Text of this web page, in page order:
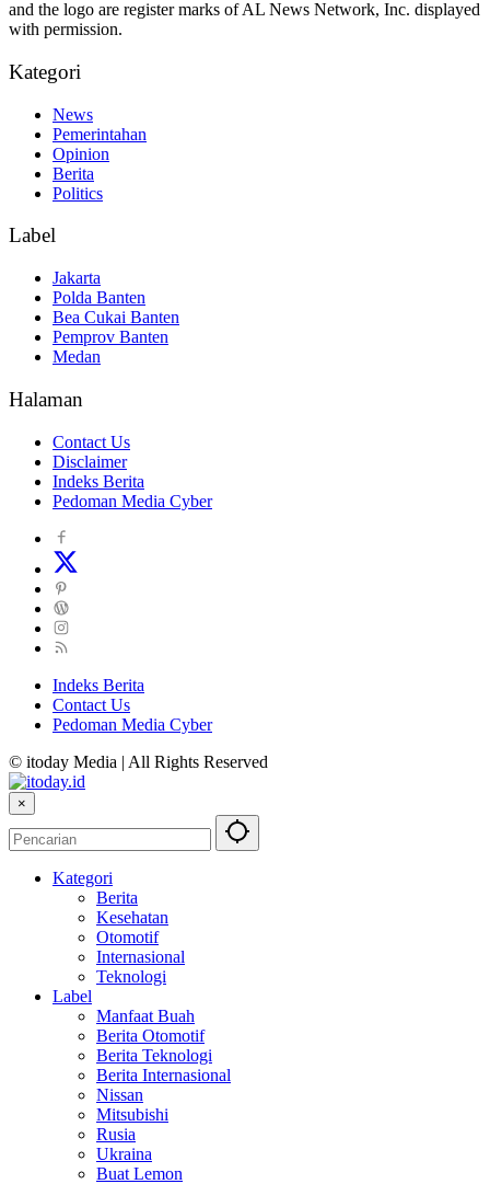
and the logo are register marks of AL News Network, Inc. displayed
with permission.
Kategori
News
Pemerintahan
Opinion
Berita
Politics
Label
Jakarta
Polda Banten
Bea Cukai Banten
Pemprov Banten
Medan
Halaman
Contact Us
Disclaimer
Indeks Berita
Pedoman Media Cyber
Indeks Berita
Contact Us
Pedoman Media Cyber
© itoday Media | All Rights Reserved
×
Kategori
Berita
Kesehatan
Otomotif
Internasional
Teknologi
Label
Manfaat Buah
Berita Otomotif
Berita Teknologi
Berita Internasional
Nissan
Mitsubishi
Rusia
Ukraina
Buat Lemon